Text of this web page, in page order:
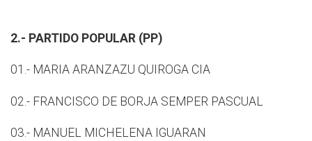
2.- PARTIDO POPULAR (PP)
01.- MARIA ARANZAZU QUIROGA CIA
02.- FRANCISCO DE BORJA SEMPER PASCUAL
03.- MANUEL MICHELENA IGUARAN